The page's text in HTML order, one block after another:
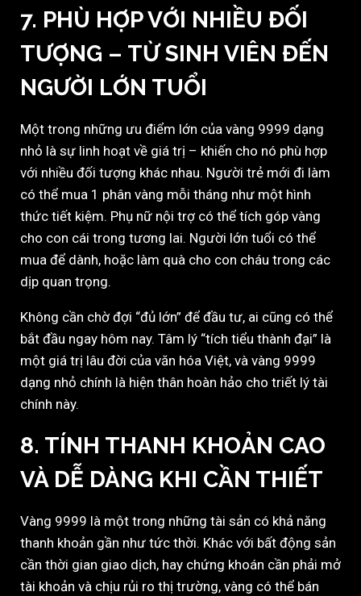
7. PHÙ HỢP VỚI NHIỀU ĐỐI
TƯỢNG – TỪ SINH VIÊN ĐẾN
NGƯỜI LỚN TUỔI
Một trong những ưu điểm lớn của vàng 9999 dạng
nhỏ là sự linh hoạt về giá trị – khiến cho nó phù hợp
với nhiều đối tượng khác nhau. Người trẻ mới đi làm
có thể mua 1 phân vàng mỗi tháng như một hình
thức tiết kiệm. Phụ nữ nội trợ có thể tích góp vàng
cho con cái trong tương lai. Người lớn tuổi có thể
mua để dành, hoặc làm quà cho con cháu trong các
dịp quan trọng.
Không cần chờ đợi “đủ lớn” để đầu tư, ai cũng có thể
bắt đầu ngay hôm nay. Tâm lý “tích tiểu thành đại” là
một giá trị lâu đời của văn hóa Việt, và vàng 9999
dạng nhỏ chính là hiện thân hoàn hảo cho triết lý tài
chính này.
8. TÍNH THANH KHOẢN CAO
VÀ DỄ DÀNG KHI CẦN THIẾT
Vàng 9999 là một trong những tài sản có khả năng
thanh khoản gần như tức thời. Khác với bất động sản
cần thời gian giao dịch, hay chứng khoán cần phải mở
tài khoản và chịu rủi ro thị trường, vàng có thể bán